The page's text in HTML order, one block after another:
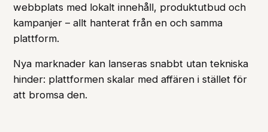
webbplats med lokalt innehåll, produktutbud och
kampanjer – allt hanterat från en och samma
plattform.
Nya marknader kan lanseras snabbt utan tekniska
hinder: plattformen skalar med affären i stället för
att bromsa den.